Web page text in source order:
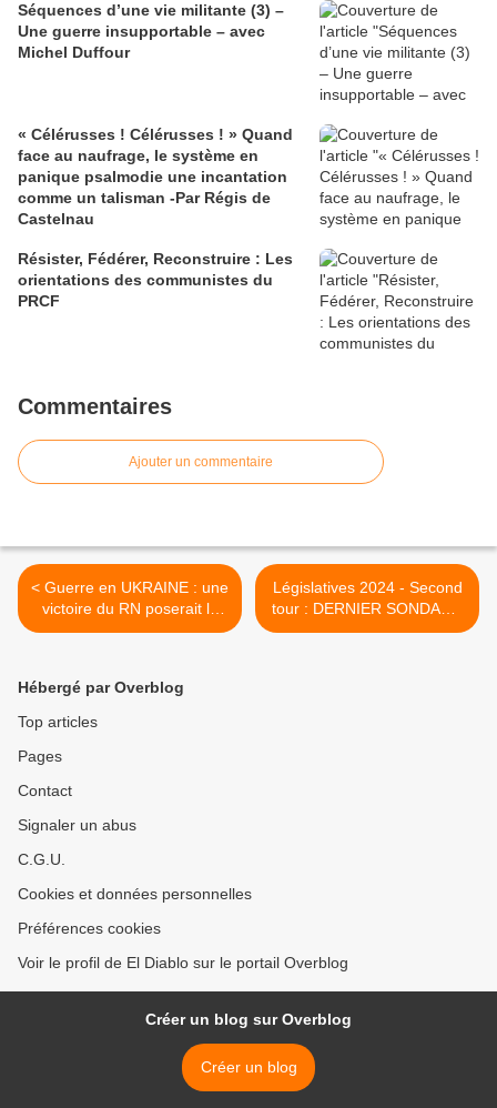
Séquences d’une vie militante (3) –
Une guerre insupportable – avec
Michel Duffour
« Célérusses ! Célérusses ! » Quand
face au naufrage, le système en
panique psalmodie une incantation
comme un talisman -Par Régis de
Castelnau
Résister, Fédérer, Reconstruire : Les
orientations des communistes du
PRCF
Commentaires
Ajouter un commentaire
< Guerre en UKRAINE : une
victoire du RN poserait la
question de l’armement de
Législatives 2024 - Second
tour : DERNIER SONDAGE
>
Hébergé par Overblog
Top articles
Pages
Contact
Signaler un abus
C.G.U.
Cookies et données personnelles
Préférences cookies
Voir le profil de El Diablo sur le portail Overblog
Créer un blog sur Overblog
Créer un blog